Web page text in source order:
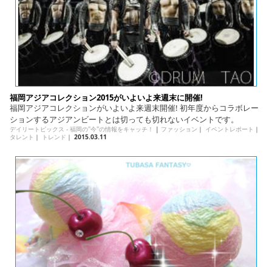
福岡アジアコレクション2015がいよいよ来週末に開催!
福岡アジアコレクションがいよいよ来週末開催! 初年度からコラボレー
ションするアジアンビートとは切っても切れないイベントです。
デイリートピックス - 福岡の"今"の情報をキャッチ！ | ファッション ｜ イベントレポート ｜
タレント ｜ トレンド ｜ 2015.03.11